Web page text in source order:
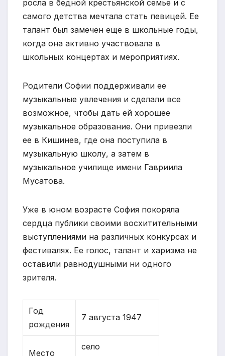
росла в бедной крестьянской семье и с
самого детства мечтала стать певицей. Ее
талант был замечен еще в школьные годы,
когда она активно участвовала в
школьных концертах и мероприятиях.
Родители Софии поддерживали ее
музыкальные увлечения и сделали все
возможное, чтобы дать ей хорошее
музыкальное образование. Они привезли
ее в Кишинев, где она поступила в
музыкальную школу, а затем в
музыкальное училище имени Гавриила
Мусатова.
Уже в юном возрасте София покоряла
сердца публики своими восхитительными
выступлениями на различных конкурсах и
фестивалях. Ее голос, талант и харизма не
оставили равнодушными ни одного
зрителя.
Год
рождения
7 августа 1947
Место
село